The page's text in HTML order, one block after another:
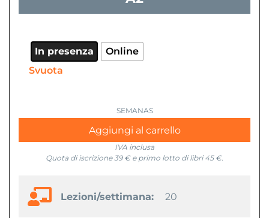
In presenza Online
Svuota
Aggiungi al carrello
IVA inclusa
Quota di iscrizione 39 € e primo lotto di libri 45 €.
Lezioni/settimana: 20